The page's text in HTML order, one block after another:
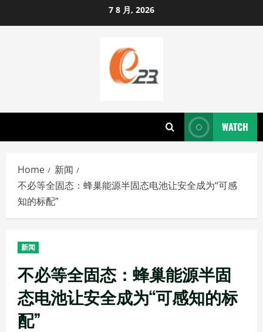
to
7 8 月, 2026
WATCH
Home
新闻
不必等全固态：蜂巢能源半固态电池让安全成为“可感
知的标配”
新闻
不必等全固态：蜂巢能源半固
态电池让安全成为“可感知的标
配”